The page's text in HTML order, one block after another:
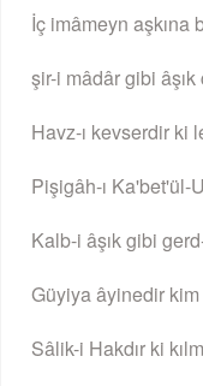
İç imâmeyn aşkına
şir-i mâdâr gibi
Havz-ı kevserdir ki
Pişigâh-ı Ka'bet'ül-
Kalb-i âşık gibi
Güyiya âyinedir
Sâlik-i Hakdır ki